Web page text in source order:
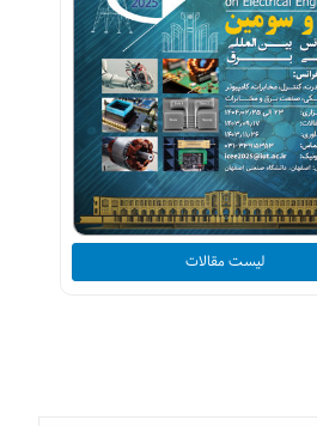
لیست مقالات